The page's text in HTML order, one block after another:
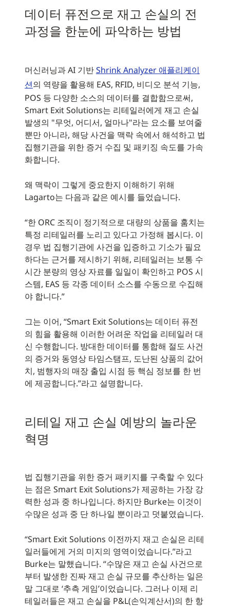
데이터 퓨전으로 재고 손실의 전
과정을 한눈에 파악하는 방법
머신러닝과 AI 기반Shrink Analyzer 애플리케이
션의 역량을 활용해 EAS, RFID, 비디오 분석 기능,
POS 등 다양한 소스의 데이터를 결합함으로써,
Smart Exit Solutions는 리테일러에게 재고 손실
발생의 "무엇, 어디서, 얼마나"라는 요소를 보여줄
뿐만 아니라, 해당 사건을 맥락 속에서 해석하고 법
집행기관을 위한 증거 수집 및 패키징 속도를 가속
화합니다.
왜 맥락이 그렇게 중요한지 이해하기 위해
Lagarto는 다음과 같은 예시를 들었습니다.
“한 ORC 조직이 정기적으로 대량의 상품을 훔치는
특정 리테일러를 노리고 있다고 가정해 봅시다. 이
경우 법 집행기관에 사건을 입증하고 기소가 필요
하다는 근거를 제시하기 위해, 리테일러는 보통 수
시간 분량의 영상 자료를 일일이 확인하고 POS 시
스템, EAS 등 각종 데이터 소스를 수동으로 수집해
야 합니다.”
그는 이어, “Smart Exit Solutions는 데이터 퓨전
의 힘을 활용해 이러한 어려운 작업을 리테일러 대
신 수행합니다. 방대한 데이터를 통합해 절도 사건
의 증거와 동영상 타임스탬프, 도난된 상품의 값어
치, 범행자의 매장 출입 시점 등 핵심 정보를 한 번
에 제공합니다.”라고 설명합니다.
리테일 재고 손실 예방의 놀라운
혁명
법 집행기관을 위한 증거 패키지를 구축할 수 있다
는 점은 Smart Exit Solutions가 제공하는 가장 강
력한 성과 중 하나입니다. 하지만 Burke는 이것이
수많은 성과 중 단 하나일 뿐이라고 덧붙였습니다.
“Smart Exit Solutions 이전까지 재고 손실은 리테
일러들에게 거의 미지의 영역이었습니다.”라고
Burke는 말했습니다. “수많은 재고 손실 사건으로
부터 발생한 진짜 재고 손실 규모를 추산하는 일은
말 그대로 ‘추측 게임’이었습니다. 그러나 이제 리
테일러들은 재고 손실을 P&L(손익계산서)의 한 항